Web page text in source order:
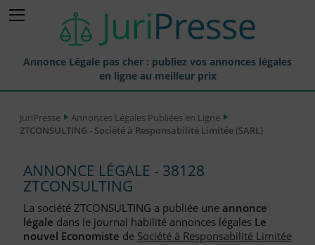
Annonce Légale pas cher : publiez vos annonces légales
en ligne au meilleur prix
Annonces Légales Publiées
Journaux Habilités (JAL) Annonces Légales
Départements pour la Publication d'Annonces Légales
Liste des Greffes
JuriPresse
Annonces Légales Publiées en Ligne
ZTCONSULTING - Société à Responsabilité Limitée (SARL)
ANNONCE LÉGALE - 38128
ZTCONSULTING
La société ZTCONSULTING a publiée une annonce
légale dans le journal habilité annonces légales Le
nouvel Economiste de Société à Responsabilité Limitée